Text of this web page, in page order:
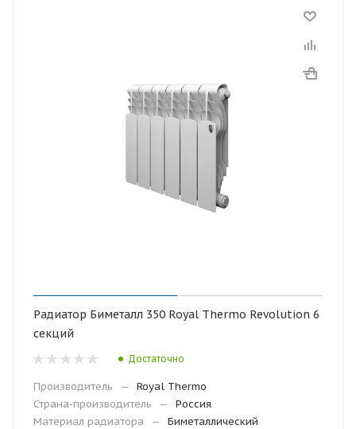
Радиатор Биметалл 350 Royal Thermo Revolution 6
секций
Достаточно
Производитель —
Royal Thermo
Страна-производитель
—
Россия
Материал радиатора
—
Биметаллический